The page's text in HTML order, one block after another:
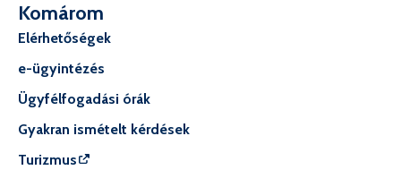
Komárom
Elérhetőségek
e-ügyintézés
Ügyfélfogadási órák
Gyakran ismételt kérdések
Turizmus